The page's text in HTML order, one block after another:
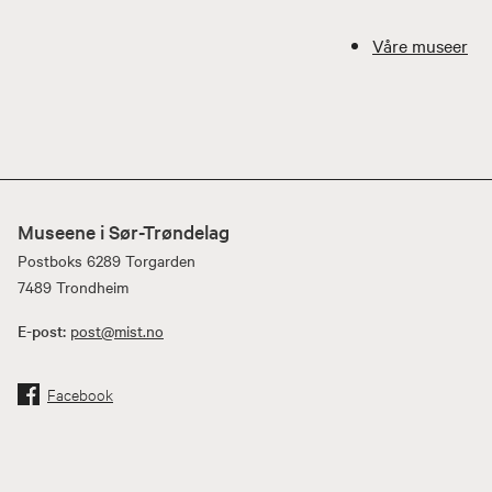
Våre museer
Museene i Sør-Trøndelag
Postboks 6289 Torgarden
7489 Trondheim
E-post: post@mist.no
Facebook